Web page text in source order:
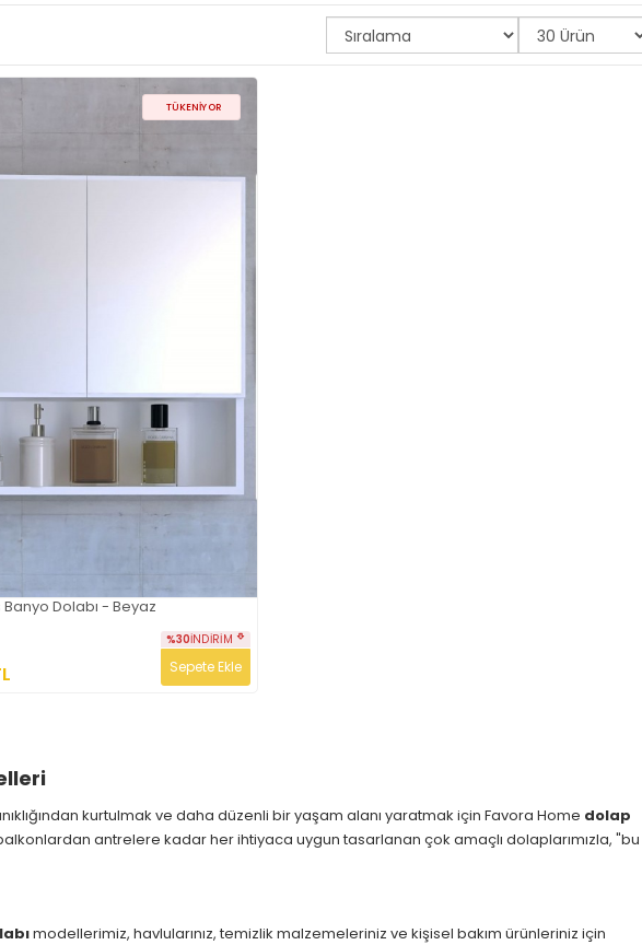
TÜKENIYOR
Dolabı - Beyaz
%30İNDIRIM
Sepete Ekle
kurtulmak ve daha düzenli bir yaşam alanı yaratmak için Favora Home dolap
antrelere kadar her ihtiyaca uygun tasarlanan çok amaçlı dolaplarımızla, "bu
modellerimiz, havlularınız, temizlik malzemeleriniz ve kişisel bakım ürünleriniz için